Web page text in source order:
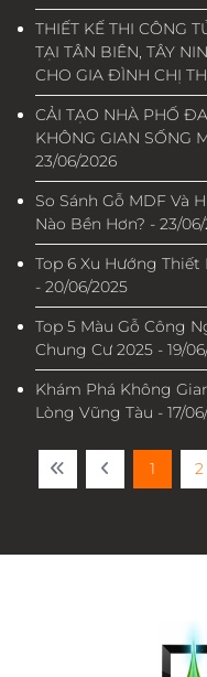
THIẾT KẾ THI CÔNG
TẠI TÂN BIÊN, TÂY
CHO GIA ĐÌNH CHỊ
CẢI TẠO NHÀ PHỐ
KHÔNG GIAN SỐNG
23/06/2026
So Sánh Gỗ MDF Và
Nào Bền Hơn? - 23/
Top 6 Xu Hướng
- 20/06/2025
Top 5 Màu Gỗ Công
Chung Cư 2025 - 19/
Khám Phá Không
Lòng Vũng Tàu - 17/
1 2